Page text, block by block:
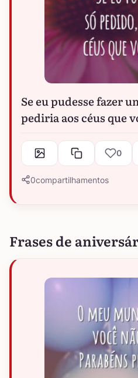
Se eu pudesse fazer
pediria aos céus que
0
0compartilhamentos
Frases de